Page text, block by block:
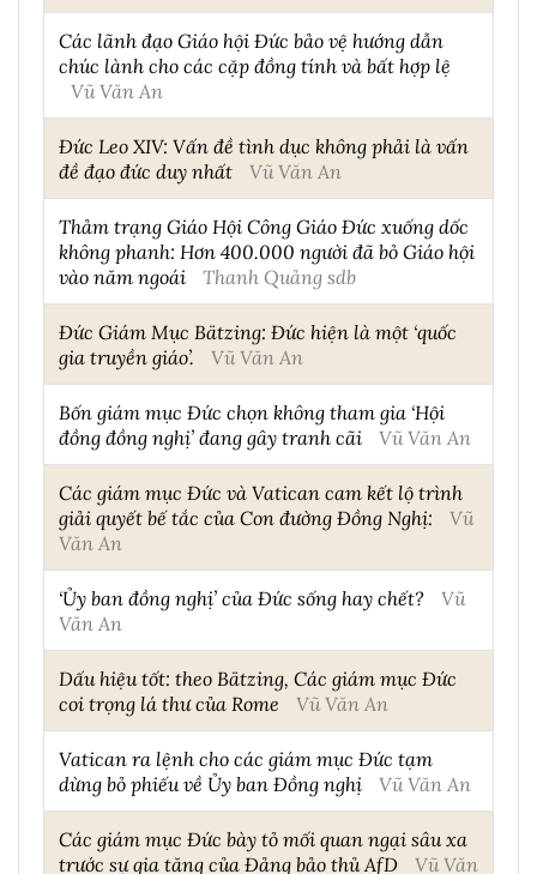
Các lãnh đạo Giáo hội Đức bảo vệ hướng dẫn
chúc lành cho các cặp đồng tính và bất hợp lệ
Vũ Văn An
Đức Leo XIV: Vấn đề tình dục không phải là vấn
đề đạo đức duy nhất
Vũ Văn An
Thảm trạng Giáo Hội Công Giáo Đức xuống dốc
không phanh: Hơn 400.000 người đã bỏ Giáo hội
vào năm ngoái
Thanh Quảng sdb
Đức Giám Mục Bätzing: Đức hiện là một ‘quốc
gia truyền giáo’.
Vũ Văn An
Bốn giám mục Đức chọn không tham gia ‘Hội
đồng đồng nghị’ đang gây tranh cãi
Vũ Văn An
Các giám mục Đức và Vatican cam kết lộ trình
giải quyết bế tắc của Con đường Đồng Nghị:
Vũ
Văn An
‘Ủy ban đồng nghị’ của Đức sống hay chết?
Vũ
Văn An
Dấu hiệu tốt: theo Bätzing, Các giám mục Đức
coi trọng lá thư của Rome
Vũ Văn An
Vatican ra lệnh cho các giám mục Đức tạm
dừng bỏ phiếu về Ủy ban Đồng nghị
Vũ Văn An
Các giám mục Đức bày tỏ mối quan ngại sâu xa
trước sự gia tăng của Đảng bảo thủ AfD
Vũ Văn